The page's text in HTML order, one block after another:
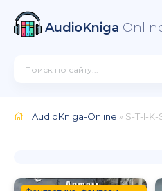
AudioKniga
AudioKniga-Online » S-T-I-